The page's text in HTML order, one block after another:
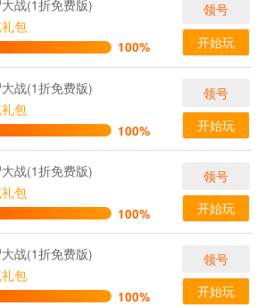
战(1折免费版)
包
100%
领号
开始玩
战(1折免费版)
包
100%
领号
开始玩
战(1折免费版)
包
100%
领号
开始玩
战(1折免费版)
包
100%
领号
开始玩